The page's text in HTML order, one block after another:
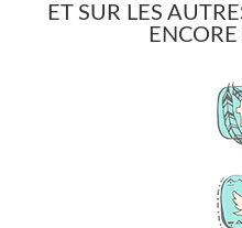
ET SUR LES